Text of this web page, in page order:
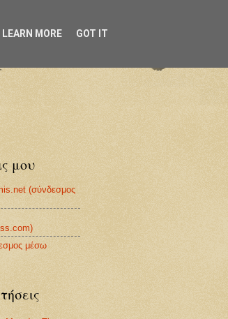
μου
(σύνδεσμος
μέσω
LEARN MORE GOT IT